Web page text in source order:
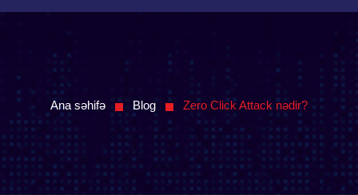
Ana səhifə Blog Zero Click Attack nədir?